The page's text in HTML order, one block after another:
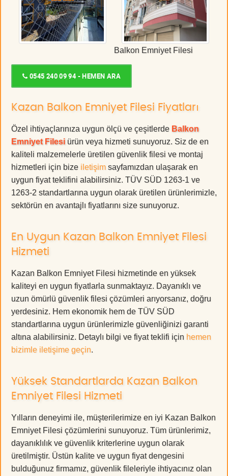
Balkon Emniyet Filesi
0545 240 09 94 - HEMEN ARA
Kazan Balkon Emniyet Filesi Fiyatları
Özel ihtiyaçlarınıza uygun ölçü ve çeşitlerde Balkon
Emniyet Filesi ürün veya hizmeti sunuyoruz. Siz de en
kaliteli malzemelerle üretilen güvenlik filesi ve montaj
hizmetleri için bize iletişim sayfamızdan ulaşarak en
uygun fiyat teklifini alabilirsiniz. TÜV SÜD 1263-1 ve
1263-2 standartlarına uygun olarak üretilen ürünlerimizle,
sektörün en avantajlı fiyatlarını size sunuyoruz.
En Uygun Kazan Balkon Emniyet Filesi
Hizmeti
Kazan Balkon Emniyet Filesi hizmetinde en yüksek
kaliteyi en uygun fiyatlarla sunmaktayız. Dayanıklı ve
uzun ömürlü güvenlik filesi çözümleri arıyorsanız, doğru
yerdesiniz. Hem ekonomik hem de TÜV SÜD
standartlarına uygun ürünlerimizle güvenliğinizi garanti
altına alabilirsiniz. Detaylı bilgi ve fiyat teklifi için hemen
bizimle iletişime geçin.
Yüksek Standartlarda Kazan Balkon
Emniyet Filesi Hizmeti
Yılların deneyimi ile, müşterilerimize en iyi Kazan Balkon
Emniyet Filesi çözümlerini sunuyoruz. Tüm ürünlerimiz,
dayanıklılık ve güvenlik kriterlerine uygun olarak
üretilmiştir. Üstün kalite ve uygun fiyat dengesini
bulduğunuz firmamız, güvenlik fileleriyle ihtiyacınız olan